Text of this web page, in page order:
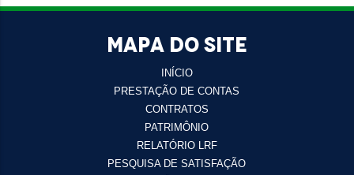
MAPA DO SITE
INÍCIO
PRESTAÇÃO DE CONTAS
CONTRATOS
PATRIMÔNIO
RELATÓRIO LRF
PESQUISA DE SATISFAÇÃO